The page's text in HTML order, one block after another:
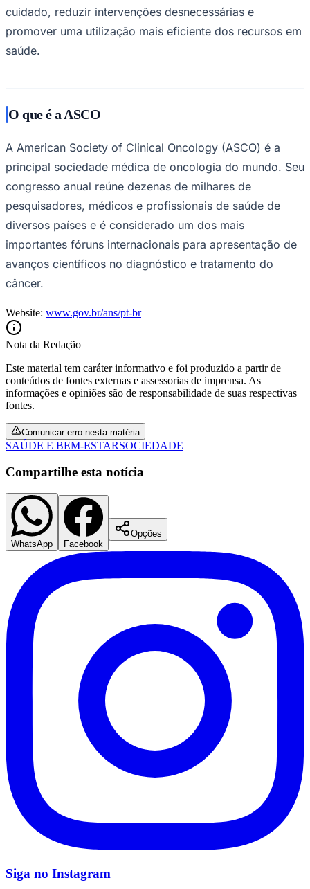
Fluminense
Vasco
cuidado, reduzir intervenções desnecessárias e
promover uma utilização mais eficiente dos recursos em
saúde.
O que é a ASCO
A American Society of Clinical Oncology (ASCO) é a
principal sociedade médica de oncologia do mundo. Seu
congresso anual reúne dezenas de milhares de
pesquisadores, médicos e profissionais de saúde de
diversos países e é considerado um dos mais
importantes fóruns internacionais para apresentação de
avanços científicos no diagnóstico e tratamento do
câncer.
Website: www.gov.br/ans/pt-br
Nota da Redação
Este material tem caráter informativo e foi produzido a partir de
conteúdos de fontes externas e assessorias de imprensa. As
informações e opiniões são de responsabilidade de suas respectivas
fontes.
Comunicar erro nesta matéria
SAÚDE E BEM-ESTARSOCIEDADE
Compartilhe esta notícia
WhatsApp Facebook
Opções
Siga no Instagram